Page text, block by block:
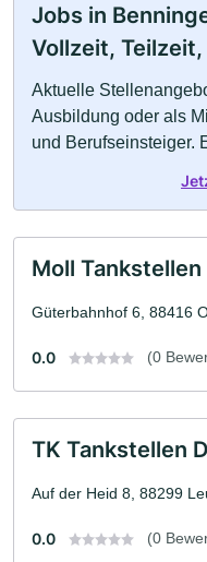
Jobs in
Vollzeit,
Aktuelle
Ausbildung oder als
und Berufseinsteiger.
Moll Tankstellen
Güterbahnhof 6, 88416
0.0 (0
TK Tankstellen
Auf der Heid 8, 88299
0.0 (0